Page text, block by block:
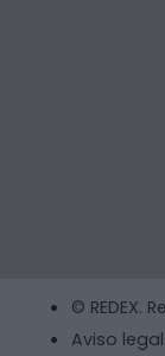
© REDEX.
Aviso legal